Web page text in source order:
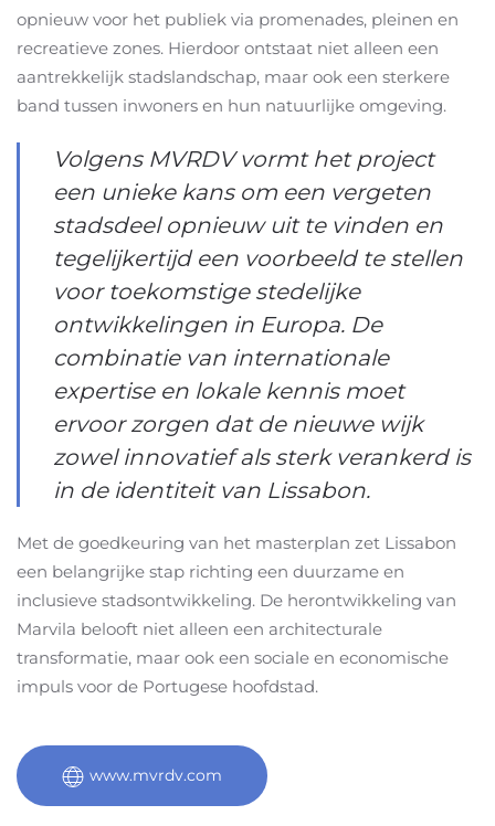
opnieuw voor het publiek via promenades, pleinen en
recreatieve zones. Hierdoor ontstaat niet alleen een
aantrekkelijk stadslandschap, maar ook een sterkere
band tussen inwoners en hun natuurlijke omgeving.
Volgens MVRDV vormt het project
een unieke kans om een vergeten
stadsdeel opnieuw uit te vinden en
tegelijkertijd een voorbeeld te stellen
voor toekomstige stedelijke
ontwikkelingen in Europa. De
combinatie van internationale
expertise en lokale kennis moet
ervoor zorgen dat de nieuwe wijk
zowel innovatief als sterk verankerd is
in de identiteit van Lissabon.
Met de goedkeuring van het masterplan zet Lissabon
een belangrijke stap richting een duurzame en
inclusieve stadsontwikkeling. De herontwikkeling van
Marvila belooft niet alleen een architecturale
transformatie, maar ook een sociale en economische
impuls voor de Portugese hoofdstad.
www.mvrdv.com